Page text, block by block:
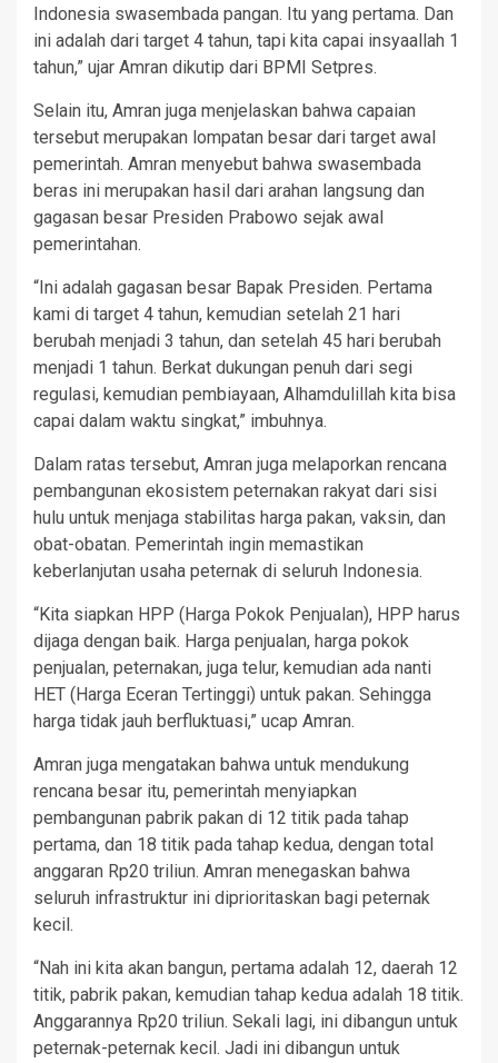
Indonesia swasembada pangan. Itu yang pertama. Dan
ini adalah dari target 4 tahun, tapi kita capai insyaallah 1
tahun,” ujar Amran dikutip dari BPMI Setpres.
Selain itu, Amran juga menjelaskan bahwa capaian
tersebut merupakan lompatan besar dari target awal
pemerintah. Amran menyebut bahwa swasembada
beras ini merupakan hasil dari arahan langsung dan
gagasan besar Presiden Prabowo sejak awal
pemerintahan.
“Ini adalah gagasan besar Bapak Presiden. Pertama
kami di target 4 tahun, kemudian setelah 21 hari
berubah menjadi 3 tahun, dan setelah 45 hari berubah
menjadi 1 tahun. Berkat dukungan penuh dari segi
regulasi, kemudian pembiayaan, Alhamdulillah kita bisa
capai dalam waktu singkat,” imbuhnya.
Dalam ratas tersebut, Amran juga melaporkan rencana
pembangunan ekosistem peternakan rakyat dari sisi
hulu untuk menjaga stabilitas harga pakan, vaksin, dan
obat-obatan. Pemerintah ingin memastikan
keberlanjutan usaha peternak di seluruh Indonesia.
“Kita siapkan HPP (Harga Pokok Penjualan), HPP harus
dijaga dengan baik. Harga penjualan, harga pokok
penjualan, peternakan, juga telur, kemudian ada nanti
HET (Harga Eceran Tertinggi) untuk pakan. Sehingga
harga tidak jauh berfluktuasi,” ucap Amran.
Amran juga mengatakan bahwa untuk mendukung
rencana besar itu, pemerintah menyiapkan
pembangunan pabrik pakan di 12 titik pada tahap
pertama, dan 18 titik pada tahap kedua, dengan total
anggaran Rp20 triliun. Amran menegaskan bahwa
seluruh infrastruktur ini diprioritaskan bagi peternak
kecil.
“Nah ini kita akan bangun, pertama adalah 12, daerah 12
titik, pabrik pakan, kemudian tahap kedua adalah 18 titik.
Anggarannya Rp20 triliun. Sekali lagi, ini dibangun untuk
peternak-peternak kecil. Jadi ini dibangun untuk